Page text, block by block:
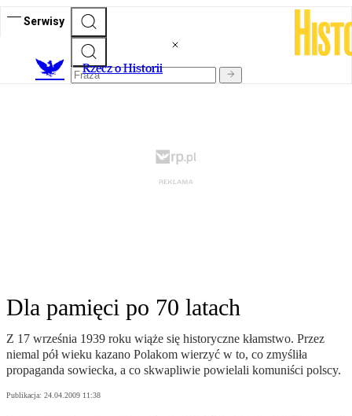
Serwisy
Rzecz o Historii
Dla pamięci po 70 latach
Z 17 września 1939 roku wiąże się historyczne kłamstwo. Przez
niemal pół wieku kazano Polakom wierzyć w to, co zmyśliła
propaganda sowiecka, a co skwapliwie powielali komuniści polscy.
Publikacja: 24.04.2009 11:38